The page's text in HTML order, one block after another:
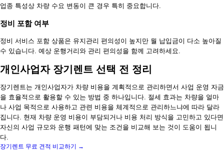
업종 특성상 차량 수요 변동이 큰 경우 특히 중요합니다.
정비 포함 여부
정비 서비스 포함 상품은 유지관리 편의성이 높지만 월 납입금이 다소 높아질
수 있습니다. 예상 운행거리와 관리 편의성을 함께 고려하세요.
개인사업자 장기렌트 선택 전 정리
장기렌트는 개인사업자가 차량 비용을 계획적으로 관리하면서 사업 운영 자금
을 효율적으로 활용할 수 있는 방법 중 하나입니다. 절세 효과는 차량을 얼마
나 사업 목적으로 사용하고 관련 비용을 체계적으로 관리하느냐에 따라 달라
집니다. 현재 차량 운영 비용이 부담되거나 비용 처리 방식을 고민하고 있다면
자신의 사업 규모와 운행 패턴에 맞는 조건을 비교해 보는 것이 도움이 됩니
다.
장기렌트 무료 견적 비교하기 →